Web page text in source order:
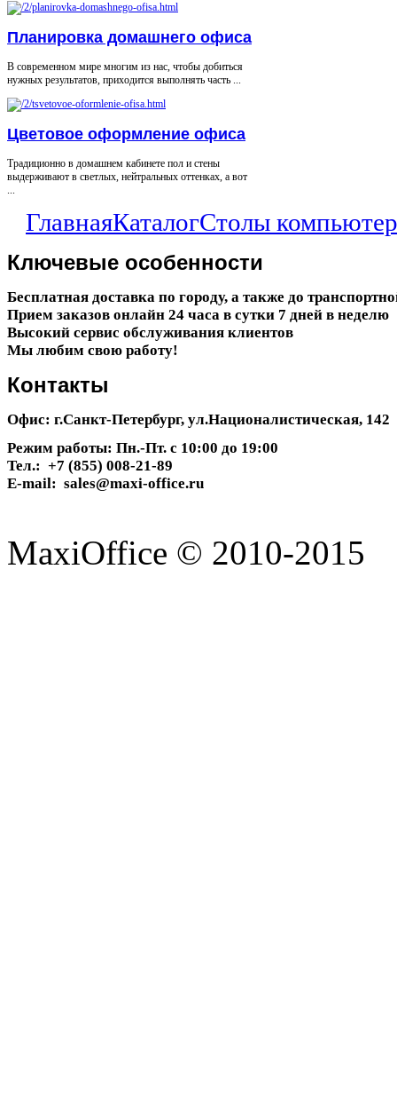
Планировка домашнего офиса
В современном мире многим из нас, чтобы добиться
нужных результатов, приходится выполнять часть ...
Цветовое оформление офиса
Традиционно в домашнем кабинете пол и стены
выдерживают в светлых, нейтральных оттенках, а вот
...
ГлавнаяКаталогСтолы
Ключевые особенности
Бесплатная доставка по городу, а также до
Прием заказов онлайн 24 часа в сутки 7 дней в неделю
Высокий сервис обслуживания клиентов
Мы любим свою работу!
Контакты
Офис: г.Санкт-Петербург, ул.Националистическая, 142
Режим работы: Пн.-Пт. с 10:00 до 19:00
Тел.: +7 (855) 008-21-89
E-mail: sales@maxi-office.ru
MaxiOffice © 2010-2015